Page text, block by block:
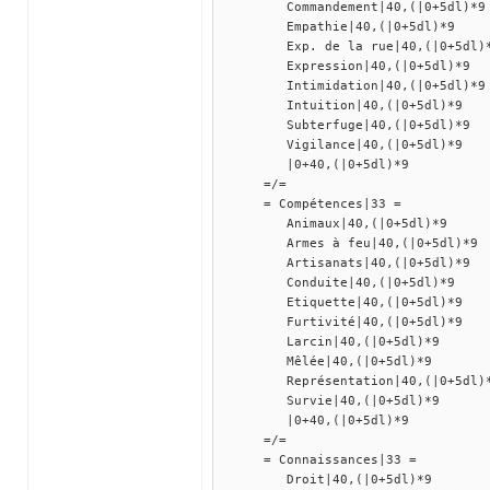
Commandement|40,(|0+5dl)*9
Empathie|40,(|0+5dl)*9
Exp. de la
Expression|40,(|0+5dl)*9
Intimidation|40,(|0+5dl)*9
Intuition|40,(|0+5dl)*9
Subterfuge|40,(|0+5dl)*9
Vigilance|40,(|0+5dl)*9
|0+40,(|0+5dl)*9
=/=
= Compétences|33 =
Animaux|40,(|0+5dl)*9
Armes à feu|40,(|0+5dl)*9
Artisanats|40,(|0+5dl)*9
Conduite|40,(|0+5dl)*9
Etiquette|40,(|0+5dl)*9
Furtivité|40,(|0+5dl)*9
Larcin|40,(|0+5dl)*9
Mêlée|40,(|0+5dl)*9
Survie|40,(|0+5dl)*9
|0+40,(|0+5dl)*9
=/=
= Connaissances|33 =
Droit|40,(|0+5dl)*9